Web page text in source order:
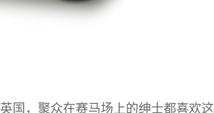
国，聚众在赛马场上的绅士都喜欢这